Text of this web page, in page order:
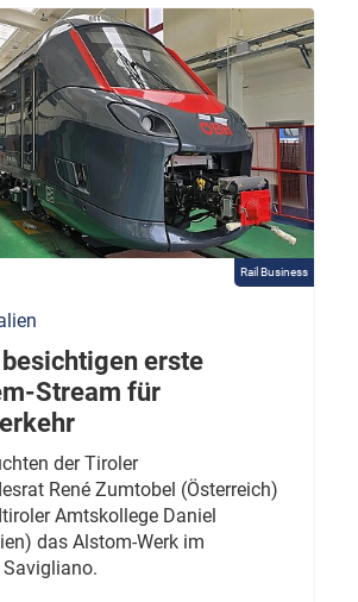
Rail Business
erste
Stream für
der Tiroler
René Zumtobel (Österreich)
Amtskollege Daniel
das Alstom-Werk im